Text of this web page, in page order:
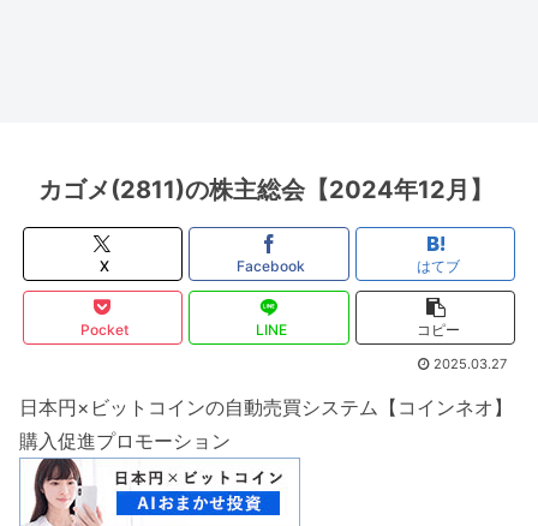
カゴメ(2811)の株主総会【2024年12月】
X Facebook はてブ
Pocket LINE コピー
2025.03.27
日本円×ビットコインの自動売買システム【コインネオ】
購入促進プロモーション